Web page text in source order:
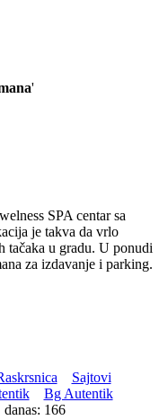
'
SPA centar sa
je takva da vrlo
tačaka u gradu. U ponudi
za izdavanje i parking.
Sajtovi
Bg Autentik
166